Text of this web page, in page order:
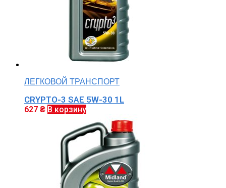
ЛЕГКОВОЙ ТРАНСПОРТ
CRYPTO-3 SAE 5W-30 1L
627 ₴ В корзину